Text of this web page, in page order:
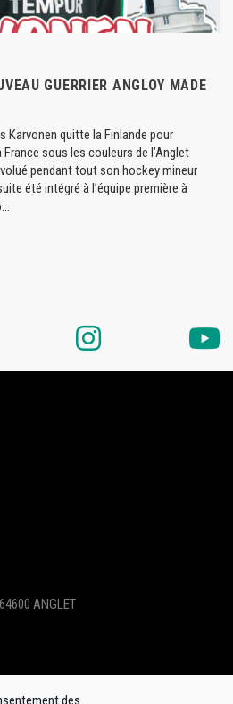
des
GUERRIER ANGLOY MADE
Karvonen quitte la Finlande pour
sous les couleurs de l’Anglet
pendant tout son hockey mineur
été intégré à l’équipe première à
ANGLET